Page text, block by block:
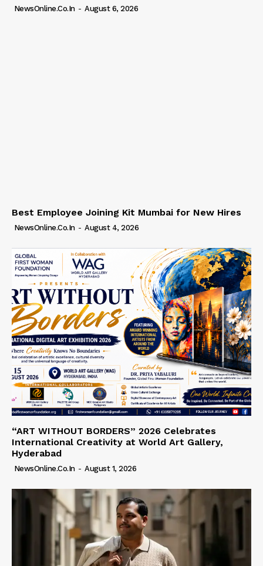
NewsOnline.co.in - August 6, 2026
Best Employee Joining Kit Mumbai for New Hires
NewsOnline.co.in - August 4, 2026
“ART WITHOUT BORDERS” 2026 Celebrates
International Creativity at World Art Gallery,
Hyderabad
NewsOnline.co.in - August 1, 2026